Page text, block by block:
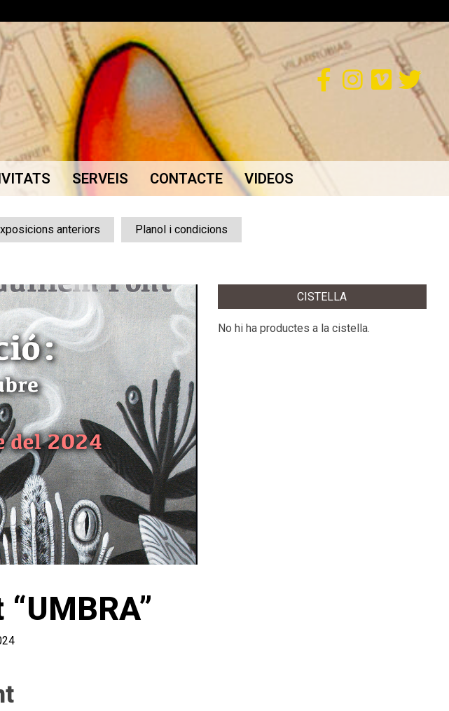
SERVEIS CONTACTE VIDEOS
anteriors Planol i condicions
CISTELLA
No hi ha productes a la cistella.